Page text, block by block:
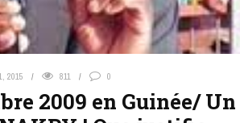
2015 811 0
2009 en Guinée/ Un